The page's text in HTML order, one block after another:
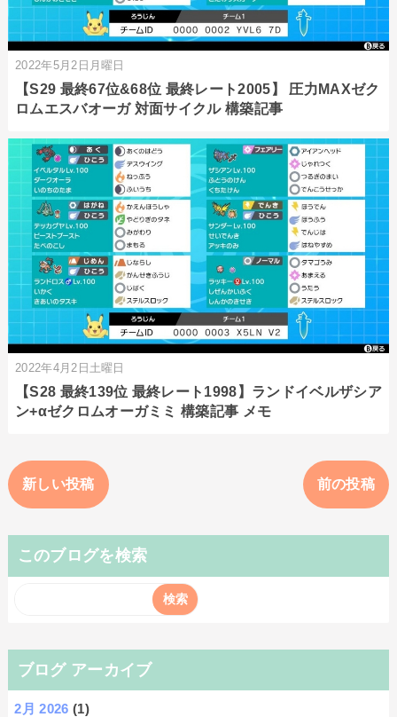
2022年5月2日月曜日
【S29 最終67位&68位 最終レート2005】 圧力MAXゼク
ロムエスバオーガ 対面サイクル 構築記事
2022年4月2日土曜日
【S28 最終139位 最終レート1998】ランドイベルザシア
ン+αゼクロムオーガミミ 構築記事 メモ
新しい投稿 前の投稿
このブログを検索
ブログ アーカイブ
2月 2026 (1)